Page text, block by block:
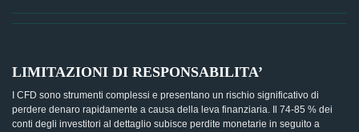
LIMITAZIONI DI RESPONSABILITA’
I CFD sono strumenti complessi e presentano un rischio significativo di
perdere denaro rapidamente a causa della leva finanziaria. Il 74-85 % dei
conti degli investitori al dettaglio subisce perdite monetarie in seguito a